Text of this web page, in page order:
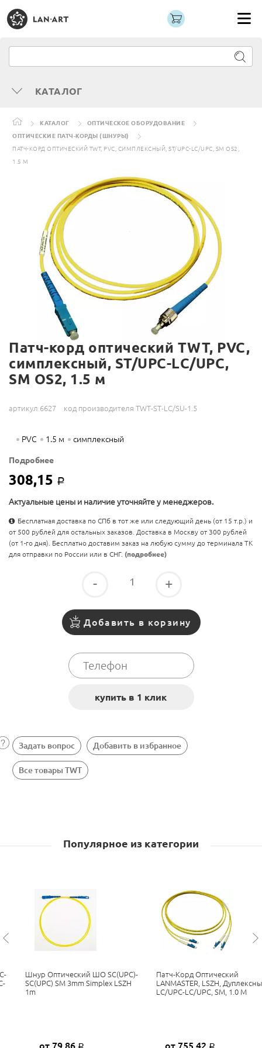
КАТАЛОГ
КАТАЛОГ
ОПТИЧЕСКОЕ ОБОРУДОВАНИЕ
ОПТИЧЕСКИЕ ПАТЧ-КОРДЫ (ШНУРЫ)
ПАТЧ-КОРД ОПТИЧЕСКИЙ TWT, PVC, СИМПЛЕКСНЫЙ, ST/UPC-LC/UPC, SM OS2,
1.5 М
Патч-корд оптический TWT, PVC,
симплексный, ST/UPC-LC/UPC,
SM OS2, 1.5 м
артикул 6627 код производителя TWT-ST-LC/SU-1.5
PVC 1.5 м симплексный
Подробнее
308,15 Р
Актуальные цены и наличие уточняйте у менеджеров.
Бесплатная доставка по СПб в тот же или следующий день (от 15 т.р.) и
от 500 рублей для остальных заказов. Доставка в Москву от 300 рублей
(от 1-го дня). Бесплатно доставим заказ на любую сумму до терминала ТК
для отправки по России или в СНГ. (подробнее)
- +
Добавить в корзину
Задать вопрос Добавить в избранное
Все товары TWT
Популярное из категории
Шнур Оптический ШО SC(UPC)-
SC(UPC) SM 3mm Simplex LSZH
1m
от 79,86 Р
Патч-Корд Оптический
LANMASTER, LSZH,
LC/UPC-LC/UPC, SM, 1.0 М
от 755,42 Р